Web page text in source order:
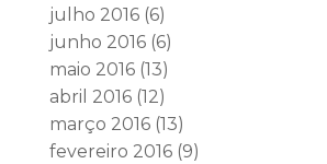
julho 2016(6)
junho 2016(6)
maio 2016(13)
abril 2016(12)
março 2016(13)
fevereiro 2016(9)